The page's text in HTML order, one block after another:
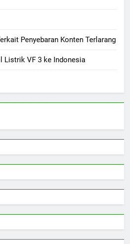
Penyebaran Konten Terlarang
Listrik VF 3 ke Indonesia